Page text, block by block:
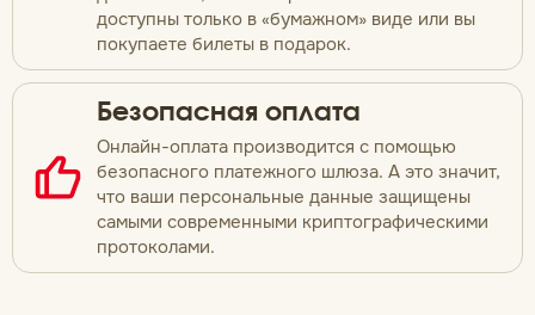
доступны только в «бумажном» виде или вы
покупаете билеты в подарок.
Безопасная оплата
Онлайн-оплата производится с помощью
безопасного платежного шлюза. А это значит,
что ваши персональные данные защищены
самыми современными криптографическими
протоколами.